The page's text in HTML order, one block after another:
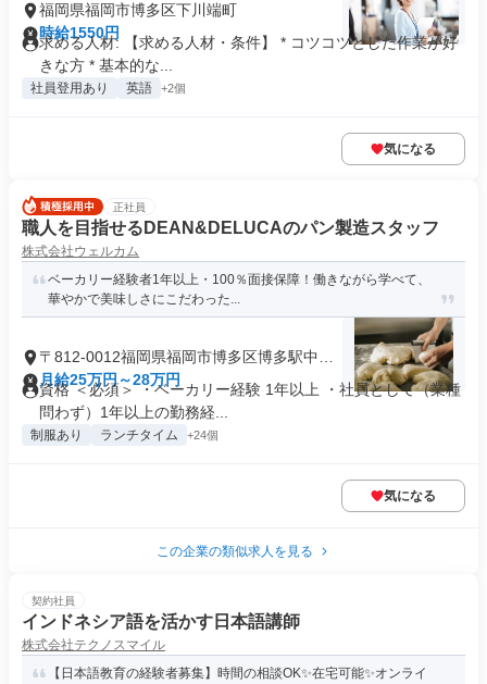
福岡県福岡市博多区下川端町
時給1550円
求める人材: 【求める人材・条件】 * コツコツとした作業が好
きな方 * 基本的な...
社員登用あり 英語 +2個
気になる
正社員
職人を目指せるDEAN&DELUCAのパン製造スタッフ
株式会社ウェルカム
ベーカリー経験者1年以上・100％面接保障！働きながら学べて、
華やかで美味しさにこだわった...
〒812-0012福岡県福岡市博多区博多駅中央
街
月給25万円～28万円
資格 ＜必須＞ ・ベーカリー経験 1年以上 ・社員として（業種
問わず）1年以上の勤務経...
制服あり ランチタイム +24個
気になる
この企業の類似求人を見る
契約社員
インドネシア語を活かす日本語講師
株式会社テクノスマイル
【日本語教育の経験者募集】時間の相談OK✨在宅可能✨オンライ